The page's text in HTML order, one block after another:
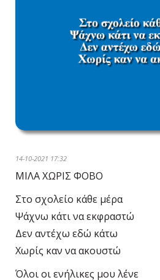
14-10-2021 17:32
ΜΙΛΑ ΧΩΡΙΣ ΦΟΒΟ
Στο σχολείο κάθε μέρα
Ψάχνω κάτι να εκφραστώ
Δεν αντέχω εδώ κάτω
Χωρίς καν να ακουστώ
Όλοι οι ενήλικες μου λένε